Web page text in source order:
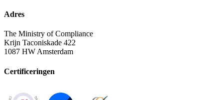
Adres
The Ministry of Compliance
Krijn Taconiskade 422
1087 HW Amsterdam
Certificeringen